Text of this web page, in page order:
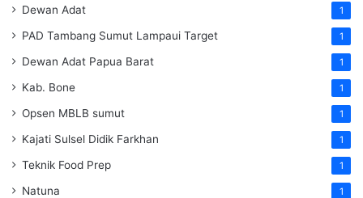
Dewan Adat 1
PAD Tambang Sumut Lampaui Target 1
Dewan Adat Papua Barat 1
Kab. Bone 1
Opsen MBLB sumut 1
Kajati Sulsel Didik Farkhan 1
Teknik Food Prep 1
Natuna 1